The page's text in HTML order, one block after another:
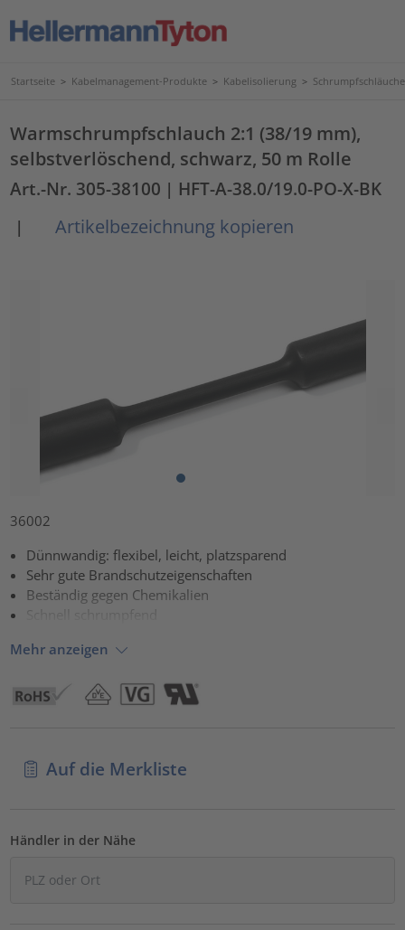
Startseite > Kabelmanagement-Produkte > Kabelisolierung > Schrumpfschläuche
Warmschrumpfschlauch 2:1 (38/19 mm),
selbstverlöschend, schwarz, 50 m Rolle
Art.-Nr. 305-38100 | HFT-A-38.0/19.0-PO-X-BK
|
Artikelbezeichnung kopieren
36002
Dünnwandig: flexibel, leicht, platzsparend
Sehr gute Brandschutzeigenschaften
Beständig gegen Chemikalien
Schnell schrumpfend
Mehr anzeigen
Auf die Merkliste
Händler in der Nähe